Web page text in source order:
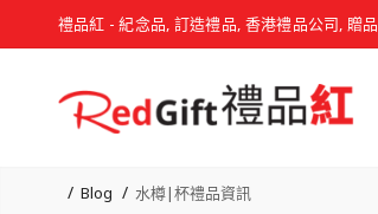
禮品紅 - 紀念品, 訂造禮品, 香港禮品公司, 贈品
Blog 水樽|杯禮品資訊